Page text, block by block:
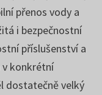
přenos vody a
i bezpečnostní
příslušenství a
v konkrétní
dostatečně velký